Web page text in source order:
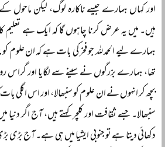
اور کہاں ہمارے جیسے ناکارہ لوگ، لیکن
ہیں۔ میں یہ عرض کرنا چاہوں گا کہ ایک ہے تعلیم
ہمارے لیے الحمد للہ جو فخر کی بات ہے کہ ان علوم کو
تھا، ہمارے بزرگوں نے سینے سے لگایا اور گراس
بچھ کر انہوں نے ان علوم کو سنبھالا، اور اس اگلی
سنبھالا۔ جسے ثقافت اور کلچر کہتے ہیں، آج اگر دنیا
دکھائی دیتا ہے تو جنوبی ایشیا میں ہی ہے۔ آج بڑی